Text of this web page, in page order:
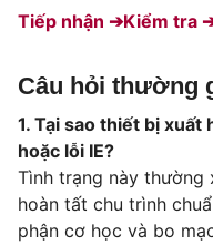
Tiếp nhận ➔Kiểm tra
Câu hỏi thường
1. Tại sao thiết bị xuất
hoặc lỗi IE?
Tình trạng này thường
hoàn tất chu trình
phận cơ học và bo